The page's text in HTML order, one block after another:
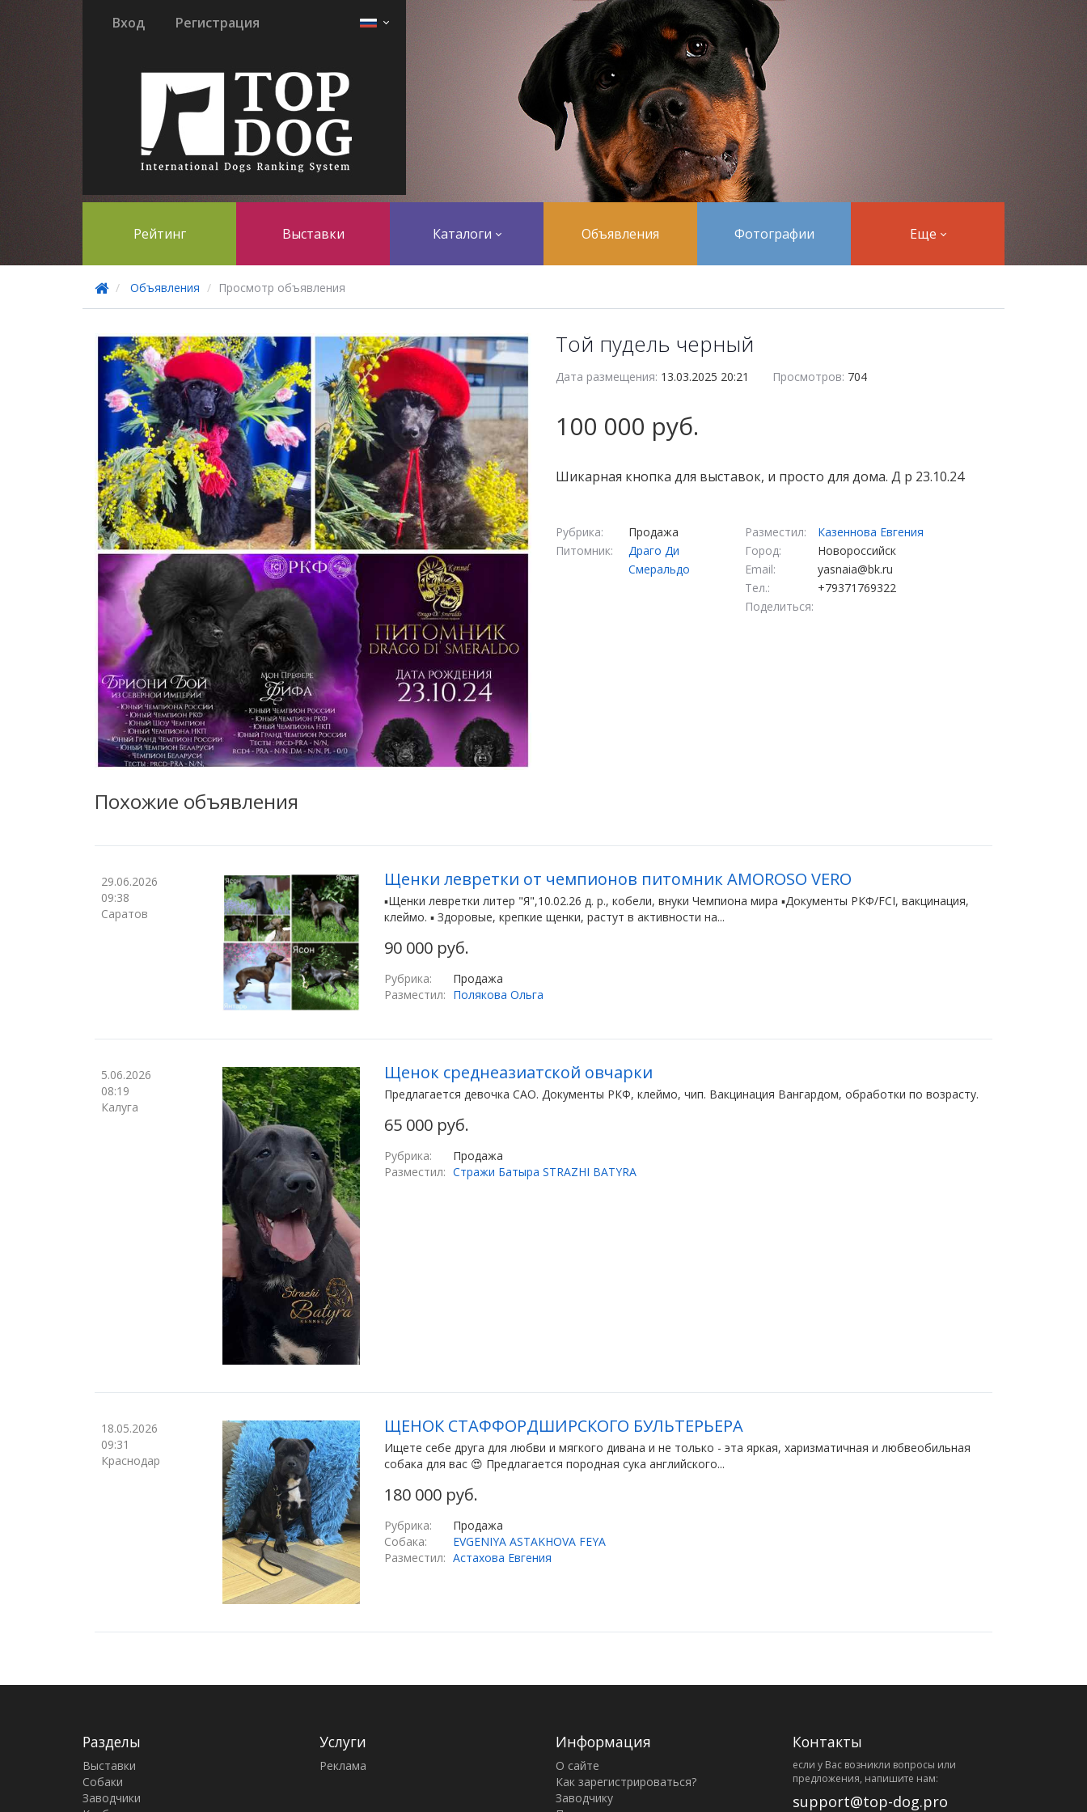
Вход Регистрация
Рейтинг Выставки Каталоги Объявления Фотографии Еще
Объявления Просмотр объявления
Той пудель черный
Дата размещения: 13.03.2025 20:21 Просмотров: 704
100 000 руб.
Шикарная кнопка для выставок, и просто для дома. Д р 23.10.24
Рубрика:
Продажа
Питомник:
Драго Ди
Смеральдо
Разместил:
Казеннова Евгения
Город:
Новороссийск
Email:
yasnaia@bk.ru
Тел.:
+79371769322
Поделиться:
Похожие объявления
29.06.2026
09:38
Саратов
Щенки левретки от чемпионов питомник AMOROSO VERO
▪️Щенки левретки литер "Я",10.02.26 д. р., кобели, внуки Чемпиона мира ▪️Документы РКФ/FCI, вакцинация,
клеймо. ▪️ Здоровые, крепкие щенки, растут в активности на...
90 000 руб.
Рубрика:
Продажа
Разместил: Полякова Ольга
5.06.2026
08:19
Калуга
Щенок среднеазиатской овчарки
Предлагается девочка САО. Документы РКФ, клеймо, чип. Вакцинация Вангардом, обработки по возрасту.
65 000 руб.
Рубрика:
Продажа
Разместил: Стражи Батыра STRAZHI BATYRA
18.05.2026
09:31
Краснодар
ЩЕНОК СТАФФОРДШИРСКОГО БУЛЬТЕРЬЕРА
Ищете себе друга для любви и мягкого дивана и не только - эта яркая, харизматичная и любвеобильная
собака для вас 😍 Предлагается породная сука английского...
180 000 руб.
Рубрика:
Продажа
Собака:
EVGENIYA ASTAKHOVA FEYA
Разместил: Астахова Евгения
Разделы
Выставки
Собаки
Заводчики
Услуги
Реклама
Информация
О сайте
Как зарегистрироваться?
Заводчику
Контакты
eсли у Вас возникли вопросы или
предложения, напишите нам:
support@top-dog.pro